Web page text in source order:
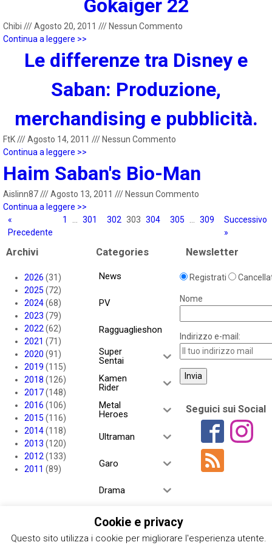
Gokaiger 22
Chibi ///Agosto 20, 2011 /// Nessun Commento
Continua a leggere >>
Le differenze tra Disney e
Saban: Produzione,
merchandising e pubblicità.
FtK///Agosto 14, 2011 /// Nessun Commento
Continua a leggere >>
Haim Saban's Bio-Man
Aislinn87///Agosto 13, 2011 /// Nessun Commento
Continua a leggere >>
«
Precedente
1 301 302 303 304 305 309
Successivo
»
Archivi
2026 (31)
2025 (72)
2024(68)
2023 (79)
2022 (62)
2021 (71)
2020 (91)
2019 (115)
2018 (126)
2017(148)
2016 (106)
2015 (116)
2014(118)
2013 (120)
2012 (133)
2011 (89)
Categories
News
PV
Ragguaglieshon
Super
Sentai
Kamen
Rider
Metal
Heroes
Ultraman
Garo
Drama
e
Newsletter
Registrati
Nome
Indirizzo e-mail:
Seguici sui Social
Cookie e privacy
Questo sito utilizza i cookie per migliorare l'esperienza utente.